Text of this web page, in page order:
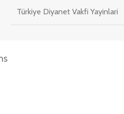
Türkiye Diyanet Vakfi Yayinlari